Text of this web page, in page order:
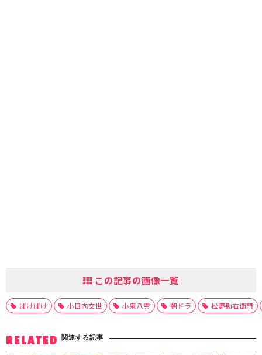
この記事の画像一覧
ばけばけ 小日向文世 小泉八雲 朝ドラ 松野勘右衛門
RELATED 関連する記事